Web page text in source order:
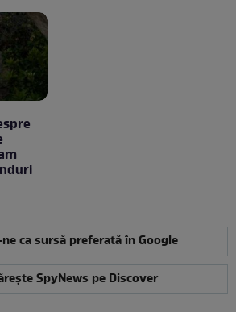
ca sursă preferată în Google
SpyNews pe Discover